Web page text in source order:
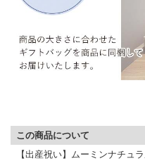
この商品について
【出産祝い】ムーミンナチュ